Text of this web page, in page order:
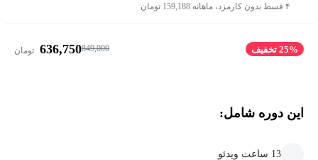
۴ قسط بدون کارمزد، ماهانه 159,188 تومان
25% تخفیف 849,000
636,750 تومان
این دوره شامل:
13 ساعت ویدئو